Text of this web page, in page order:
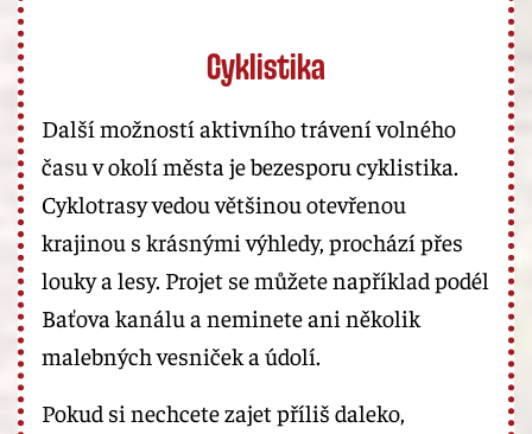
Cyklistika
Další možností aktivního trávení volného
času v okolí města je bezesporu cyklistika.
Cyklotrasy vedou většinou otevřenou
krajinou s krásnými výhledy, prochází přes
louky a lesy. Projet se můžete například podél
Baťova kanálu a neminete ani několik
malebných vesniček a údolí.
Pokud si nechcete zajet příliš daleko,